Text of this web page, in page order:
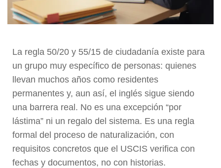
La regla 50/20 y 55/15 de ciudadanía existe para
un grupo muy específico de personas: quienes
llevan muchos años como residentes
permanentes y, aun así, el inglés sigue siendo
una barrera real. No es una excepción “por
lástima” ni un regalo del sistema. Es una regla
formal del proceso de naturalización, con
requisitos concretos que el USCIS verifica con
fechas y documentos, no con historias.